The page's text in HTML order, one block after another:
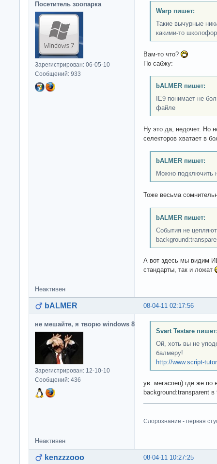
Посетитель зоопарка
Зарегистрирован: 06-05-10
Сообщений: 933
Warp пишет:
Такие вычурные
какими-то
Вам-то что?
По сабжу:
bALMER пишет:
IE9 понимает не
файле
Ну это да, недочет. Но
селекторов хватает в
bALMER пишет:
Можно подключить
Тоже весьма
bALMER пишет:
События не
А вот здесь мы видим
стандарты, так и ложат
Неактивен
08-04-11 02:17:56
bALMER
не мешайте, я творю windows 8
Зарегистрирован: 12-10-10
Сообщений: 436
Svart Testare
Ой, хоть вы не
балмеру!
http://www.script-
ув. мегаспец) где же по
background:transparent
Слорознание - первая
Неактивен
08-04-11 10:27:25
kenzzzooo